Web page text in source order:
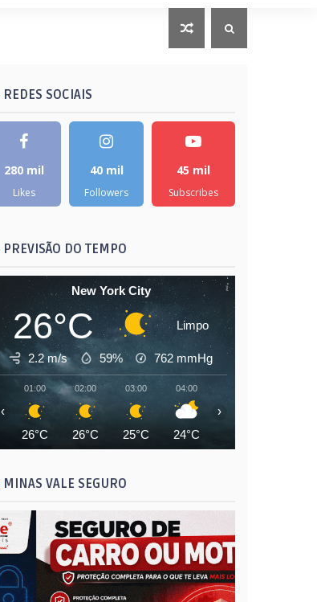
REDES SOCIAIS
280 mil
Likes
40 mil
Followers
45 mil
Subscribes
PREVISÃO DO TEMPO
New York City
26°C Limpo
2.2 m/s 59% 762 mmHg
01:00
26°C
02:00
26°C
03:00
25°C
04:00
24°C
‹ ›
MINAS VALE SEGURO